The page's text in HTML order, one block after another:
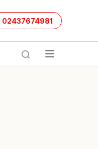
02437674981